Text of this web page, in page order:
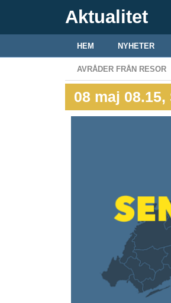
Aktualitet
HEM NYHETER
AVRÅDER FRÅN RESOR
08 maj